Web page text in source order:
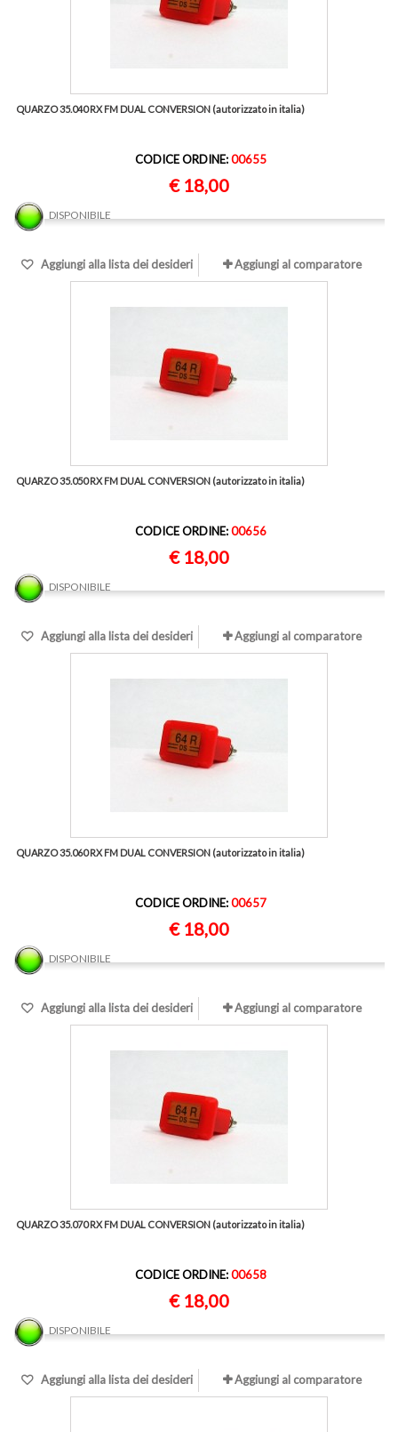
QUARZO 35.040 RX FM DUAL CONVERSION (autorizzato in italia)
CODICE ORDINE:00655
€ 18,00
DISPONIBILE
Aggiungi alla lista dei desideri Aggiungi al comparatore
QUARZO 35.050 RX FM DUAL CONVERSION (autorizzato in italia)
CODICE ORDINE:00656
€ 18,00
DISPONIBILE
Aggiungi alla lista dei desideri Aggiungi al comparatore
QUARZO 35.060 RX FM DUAL CONVERSION (autorizzato in italia)
CODICE ORDINE:00657
€ 18,00
DISPONIBILE
Aggiungi alla lista dei desideri Aggiungi al comparatore
QUARZO 35.070 RX FM DUAL CONVERSION (autorizzato in italia)
CODICE ORDINE:00658
€ 18,00
DISPONIBILE
Aggiungi alla lista dei desideri Aggiungi al comparatore